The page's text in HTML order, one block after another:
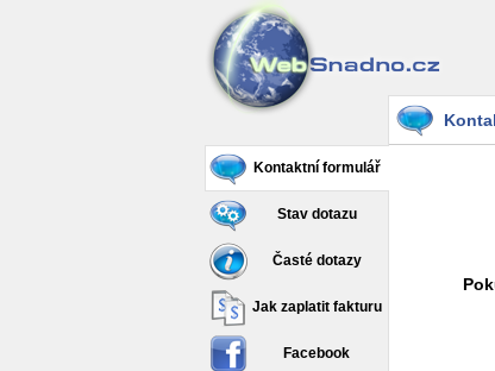
Kontaktní formulář
Stav dotazu
Časté dotazy
Jak zaplatit fakturu
Facebook